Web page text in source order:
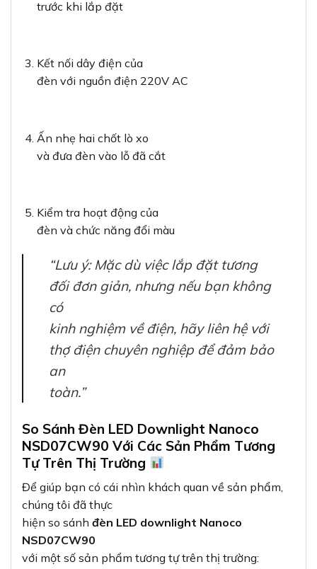
trước khi lắp đặt
Kết nối dây điện của
đèn với nguồn điện 220V AC
Ấn nhẹ hai chốt lò xo
và đưa đèn vào lỗ đã cắt
Kiểm tra hoạt động của
đèn và chức năng đổi màu
“Lưu ý: Mặc dù việc lắp đặt tương
đối đơn giản, nhưng nếu bạn không
có
kinh nghiệm về điện, hãy liên hệ với
thợ điện chuyên nghiệp để đảm bảo
an
toàn.”
So Sánh Đèn LED Downlight Nanoco
NSD07CW90 Với Các Sản Phẩm Tương
Tự Trên Thị Trường
Để giúp bạn có cái nhìn khách quan về sản phẩm,
chúng tôi đã thực
hiện so sánh đèn LED downlight Nanoco
NSD07CW90
với một số sản phẩm tương tự trên thị trường: